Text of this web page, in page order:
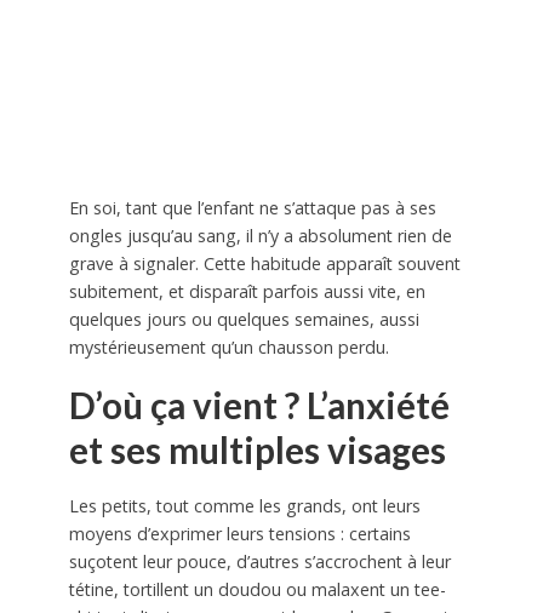
En soi, tant que l’enfant ne s’attaque pas à ses
ongles jusqu’au sang, il n’y a absolument rien de
grave à signaler. Cette habitude apparaît souvent
subitement, et disparaît parfois aussi vite, en
quelques jours ou quelques semaines, aussi
mystérieusement qu’un chausson perdu.
D’où ça vient ? L’anxiété
et ses multiples visages
Les petits, tout comme les grands, ont leurs
moyens d’exprimer leurs tensions : certains
suçotent leur pouce, d’autres s’accrochent à leur
tétine, tortillent un doudou ou malaxent un tee-